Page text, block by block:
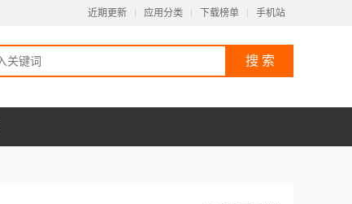
近期更新 应用分类 下载榜单 手机站